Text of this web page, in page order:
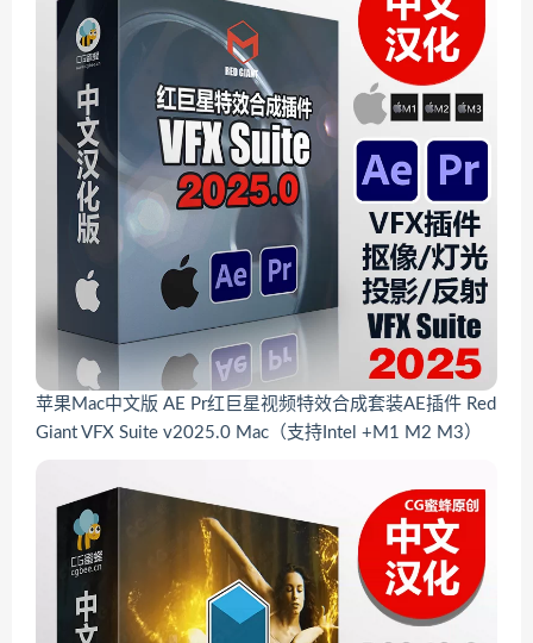
苹果Mac中文版 AE Pr红巨星视频特效合成套装AE插件 Red
Giant VFX Suite v2025.0 Mac（支持Intel +M1 M2 M3）